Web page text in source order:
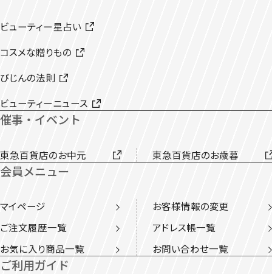
ビューティー星占い
コスメな贈りもの
びじんの法則
ビューティーニュース
催事・イベント
東急百貨店のお中元 東急百貨店のお歳暮
会員メニュー
マイページ
お客様情報の変更
ご注文履歴一覧
アドレス帳一覧
お気に入り商品一覧
お問い合わせ一覧
ご利用ガイド